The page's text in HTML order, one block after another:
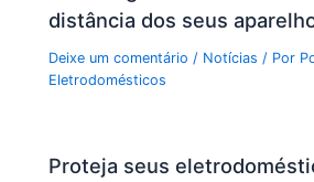
distância dos seus
Deixe um comentário / Notícias / Por
Eletrodomésticos
Proteja seus